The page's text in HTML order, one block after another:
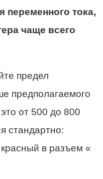
переменного тока,
чаще всего
предел
предполагаемого
от 500 до 800
стандартно:
красный в разъем «